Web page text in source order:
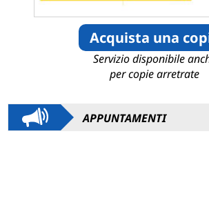
Acquista una
Servizio disponibile
per copie arretrate
APPUNTAMENTI